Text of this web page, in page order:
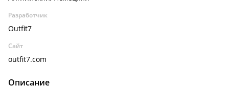
Разработчик
Outfit7
Сайт
outfit7.com
Описание